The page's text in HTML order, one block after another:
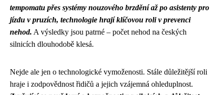
tempomatu přes systémy nouzového brzdění až po asistenty pro
jízdu v pruzích, technologie hrají klíčovou roli v prevenci
nehod. A výsledky jsou patrné – počet nehod na českých
silnicích dlouhodobě klesá.
Nejde ale jen o technologické vymoženosti. Stále důležitější roli
hraje i zodpovědnost řidičů a jejich vzájemná ohleduplnost.